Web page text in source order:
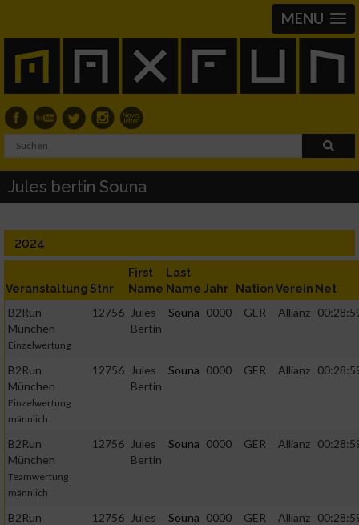
MENU
Jules bertin Souna
2024
Veranstaltung Stnr
First
Name
Last
Name Jahr NationVerein Net
B2Run
München
Einzelwertung
12756
Jules
Bertin
Souna 0000 GER Allianz
B2Run
München
Einzelwertung
männlich
12756
Jules
Bertin
Souna 0000 GER Allianz
B2Run
München
Teamwertung
männlich
12756
Jules
Bertin
Souna 0000 GER Allianz
B2Run
12756
Jules
Souna 0000 GER Allianz